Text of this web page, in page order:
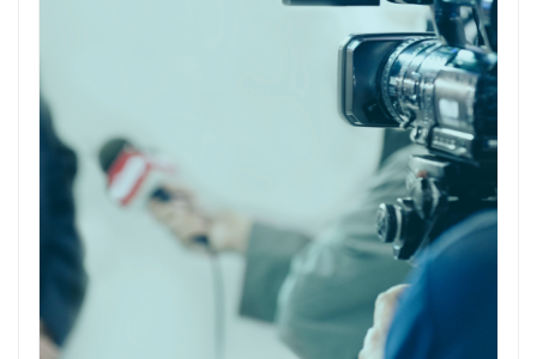
Numéro de téléphone
Sélectionner une agence Oxygène Intérim/ BTT